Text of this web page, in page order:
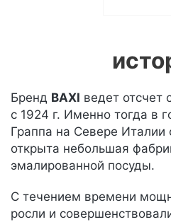
Бренд BAXI ведет отсчет
с 1924 г. Именно тогда в
Граппа на Севере Италии
открыта небольшая
эмалированной посуды.
С течением времени
росли и